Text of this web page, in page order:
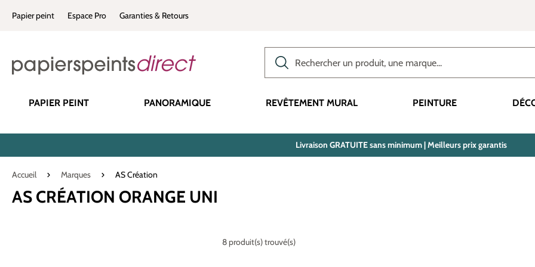
Passer à la navigation principale
Papier peint Espace Pro Garanties & Retours
PAPIER PEINT PANORAMIQUE REVÊTEMENT MURAL PEINTURE
Livraison GRATUITE sans minimum | Meilleurs prix garantis
Accueil Marques AS Création
AS CRÉATION ORANGE UNI
8 produit(s) trouvé(s)